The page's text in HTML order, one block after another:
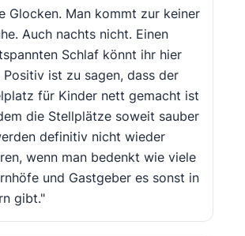
Glocken. Man kommt zur keiner
Auch nachts nicht. Einen
Schlaf könnt ihr hier
Positiv ist zu sagen, dass der
für Kinder nett gemacht ist
die Stellplätze soweit sauber
definitiv nicht wieder
wenn man bedenkt wie viele
und Gastgeber es sonst in
gibt."